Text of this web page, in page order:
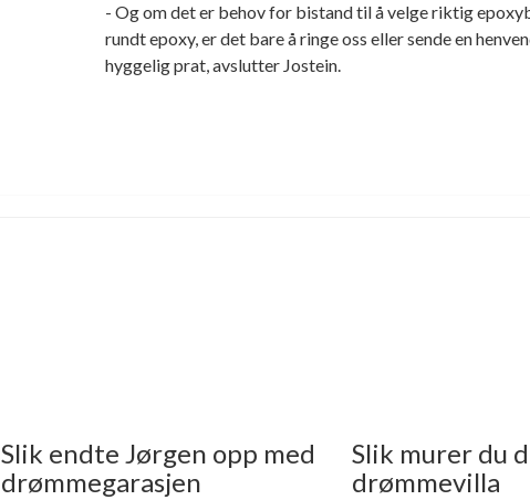
- Og om det er behov for bistand til å velge riktig
rundt epoxy, er det bare å ringe oss eller sende en
hyggelig prat, avslutter Jostein.
Slik endte Jørgen opp med
drømmegarasjen
Slik murer du
drømmevilla